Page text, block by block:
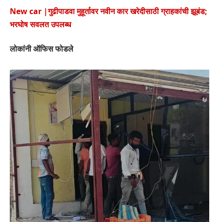
New car |गुढीपाडवा मुहूर्तावर नवीन कार खरेदीसाठी ग्राहकांची झूबंड;
भरघोष सवलत उपलब्ध
लोकांनी ऑफिस फोडले